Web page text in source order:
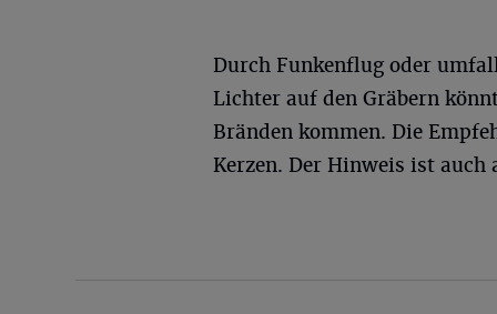
Durch Funkenflug oder
Lichter auf den Gräbern
Bränden kommen. Die
Kerzen. Der Hinweis ist auch